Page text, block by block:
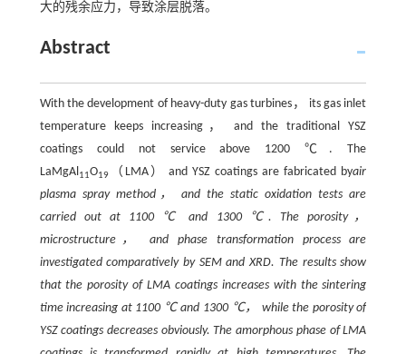
大的残余应力，导致涂层脱落。
Abstract
With the development of heavy-duty gas turbines， its gas inlet
temperature keeps increasing， and the traditional YSZ
coatings could not service above 1200 ℃. The
LaMgAl11O19（LMA） and YSZ coatings are fabricated byair
plasma spray method， and the static oxidation tests are
carried out at 1100 ℃ and 1300 ℃. The porosity，
microstructure， and phase transformation process are
investigated comparatively by SEM and XRD. The results show
that the porosity of LMA coatings increases with the sintering
time increasing at 1100 ℃ and 1300 ℃， while the porosity of
YSZ coatings decreases obviously. The amorphous phase of LMA